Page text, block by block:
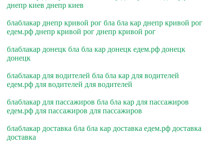
днепр киев днепр киев
блаблакар днепр кривой рог бла бла кар днепр кривой рог
едем.рф днепр кривой рог днепр кривой рог
блаблакар донецк бла бла кар донецк едем.рф донецк
донецк
блаблакар для водителей бла бла кар для водителей
едем.рф для водителей для водителей
блаблакар для пассажиров бла бла кар для пассажиров
едем.рф для пассажиров для пассажиров
блаблакар доставка бла бла кар доставка едем.рф доставка
доставка